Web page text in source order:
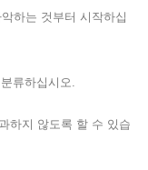
하는 것부터 시작하십
류하십시오.
하지 않도록 할 수 있습